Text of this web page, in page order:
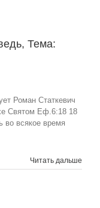
Тема:
Роман Статкевич
Святом Еф.6:18 18
во всякое время
Читать дальше